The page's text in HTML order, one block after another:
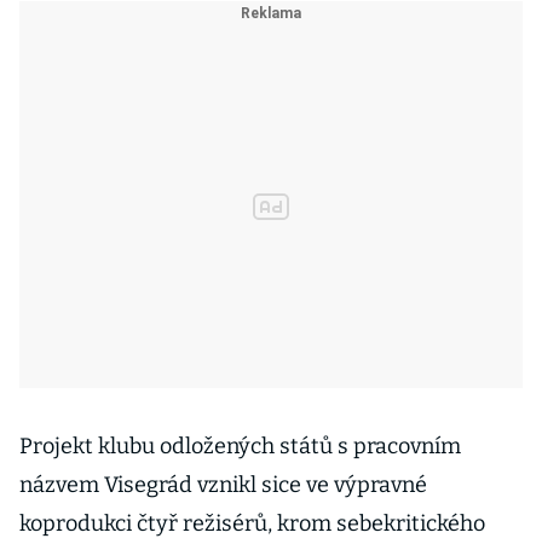
Projekt klubu odložených států s pracovním
názvem Visegrád vznikl sice ve výpravné
koprodukci čtyř režisérů, krom sebekritického